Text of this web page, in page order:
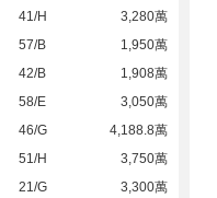
41/H
3,280萬
57/B
1,950萬
42/B
1,908萬
58/E
3,050萬
46/G
4,188.8萬
51/H
3,750萬
21/G
3,300萬